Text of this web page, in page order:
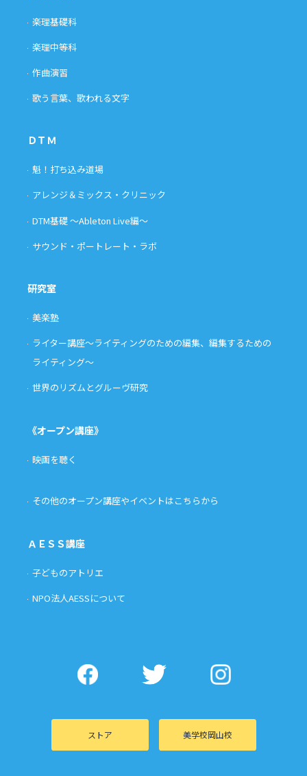
楽理基礎科
楽理中等科
作曲演習
歌う言葉、歌われる文字
ＤＴＭ
魁！打ち込み道場
アレンジ＆ミックス・クリニック
DTM基礎 〜Ableton Live編〜
サウンド・ポートレート・ラボ
研究室
美楽塾
ライター講座〜ライティングのための編集、編集するための
ライティング〜
世界のリズムとグルーヴ研究
《オープン講座》
映画を聴く
その他のオープン講座やイベントはこちらから
ＡＥＳＳ講座
子どものアトリエ
NPO法人AESSについて
ストア 美学校岡山校